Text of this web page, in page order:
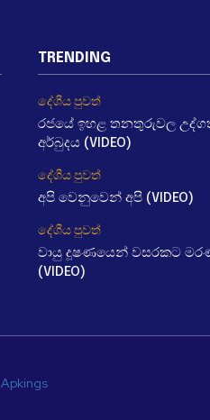
TRENDING
දේශීය පුවත්
රජයේ ඉහළ තනතුරුවල
අර්බුදය (VIDEO)
දේශීය පුවත්
අපි වෙනුවෙන් අපි (VIDEO)
දේශීය පුවත්
වායු දූෂණයෙන් වසරකට
(VIDEO)
Apkings